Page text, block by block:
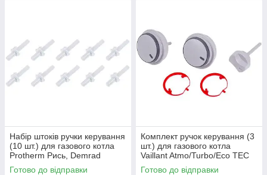
Набір штоків ручки керування
(10 шт.) для газового котла
Protherm Рись, Demrad
Kalisto D003200089
Готово до відправки
Комплект ручок керування (3
шт.) для газового котла
Vaillant Atmo/Turbo/Eco TEC
Pro/Plus 0020048969
Готово до відправки